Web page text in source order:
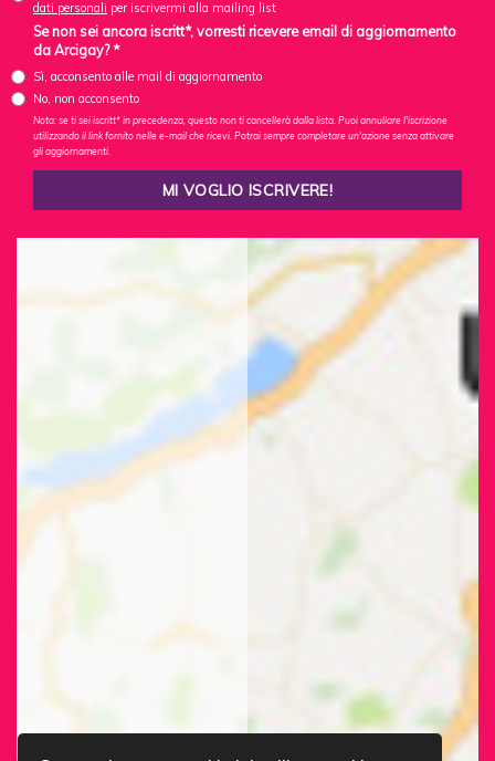
dati personali per iscrivermi alla mailing list
Se non sei ancora iscritt*, vorresti ricevere email di aggiornamento
da Arcigay? *
Sì, acconsento alle mail di aggiornamento
No, non acconsento
Nota: se ti sei iscritt* in precedenza, questo non ti cancellerà dalla lista. Puoi annullare l'iscrizione
utilizzando il link fornito nelle e-mail che ricevi. Potrai sempre completare un'azione senza attivare
gli aggiornamenti.